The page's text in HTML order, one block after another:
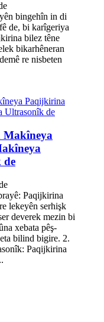
bingehîn in di
de, bi karîgeriya
bilez têne
bikarhêneran
re nisbeten
Makîneya
de
Paqijkirina
lekeyên serhişk
deverek mezin bi
xebata pêş-
bilind bigire. 2.
Paqijkirina